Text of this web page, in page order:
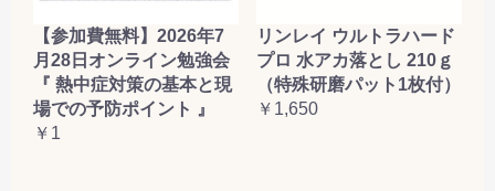
【参加費無料】2026年7
月28日オンライン勉強会
『 熱中症対策の基本と現
場での予防ポイント 』
￥1
リンレイ ウルトラハード
プロ 水アカ落とし 210ｇ
（特殊研磨パット1枚付）
￥1,650